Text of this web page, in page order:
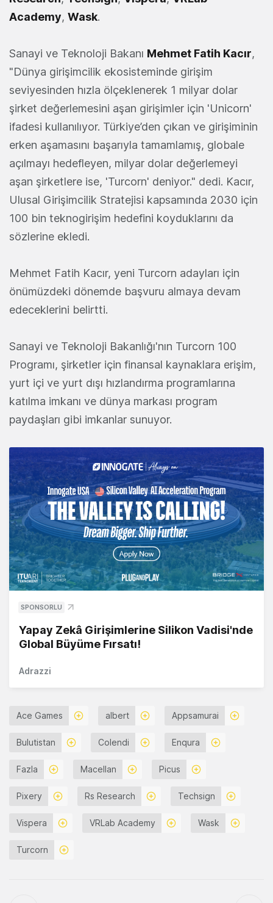
Academy, Wask.
Sanayi ve Teknoloji Bakanı Mehmet Fatih Kacır,
"Dünya girişimcilik ekosisteminde girişim
seviyesinden hızla ölçeklenerek 1 milyar dolar
şirket değerlemesini aşan girişimler için 'Unicorn'
ifadesi kullanılıyor. Türkiye’den çıkan ve girişiminin
erken aşamasını başarıyla tamamlamış, globale
açılmayı hedefleyen, milyar dolar değerlemeyi
aşan şirketlere ise, 'Turcorn' deniyor." dedi. Kacır,
Ulusal Girişimcilik Stratejisi kapsamında 2030 için
100 bin teknogirişim hedefini koyduklarını da
sözlerine ekledi.
Mehmet Fatih Kacır, yeni Turcorn adayları için
önümüzdeki dönemde başvuru almaya devam
edeceklerini belirtti.
Sanayi ve Teknoloji Bakanlığı'nın Turcorn 100
Programı, şirketler için finansal kaynaklara erişim,
yurt içi ve yurt dışı hızlandırma programlarına
katılma imkanı ve dünya markası program
paydaşları gibi imkanlar sunuyor.
SPONSORLU
Yapay Zekâ Girişimlerine Silikon Vadisi'nde
Global Büyüme Fırsatı!
Adrazzi
Ace Games albert Appsamurai
Bulutistan Colendi Enqura
Fazla Macellan Picus
Pixery Rs Research Techsign
Vispera VRLab Academy Wask
Turcorn